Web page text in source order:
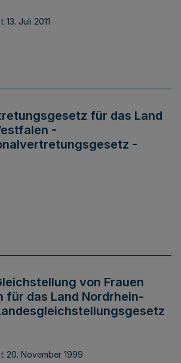
13. Juli 2011
für das Land
-
-
von Frauen
für das Land Nordrhein-
20. November 1999